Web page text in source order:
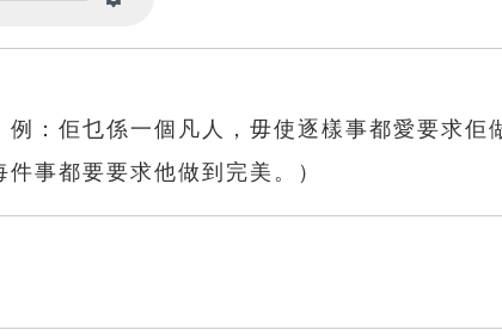
例：佢乜係一個凡人，毋使逐樣事都愛要求佢
事都要要求他做到完美。）